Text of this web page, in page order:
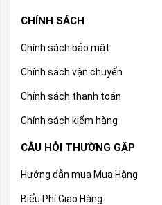
CHÍNH SÁCH
Chính sách bảo mật
Chính sách vận chuyển
Chính sách thanh toán
Chính sách kiểm hàng
CÂU HỎI THƯỜNG GẶP
Hướng dẫn mua Mua Hàng
Biểu Phí Giao Hàng